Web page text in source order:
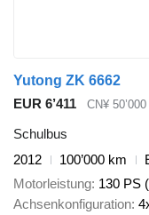
Yutong ZK 6662
EUR 6’411
CN¥ 50’000
Schulbus
2012
100’000 km
Motorleistung 130 PS
Achsenkonfiguration